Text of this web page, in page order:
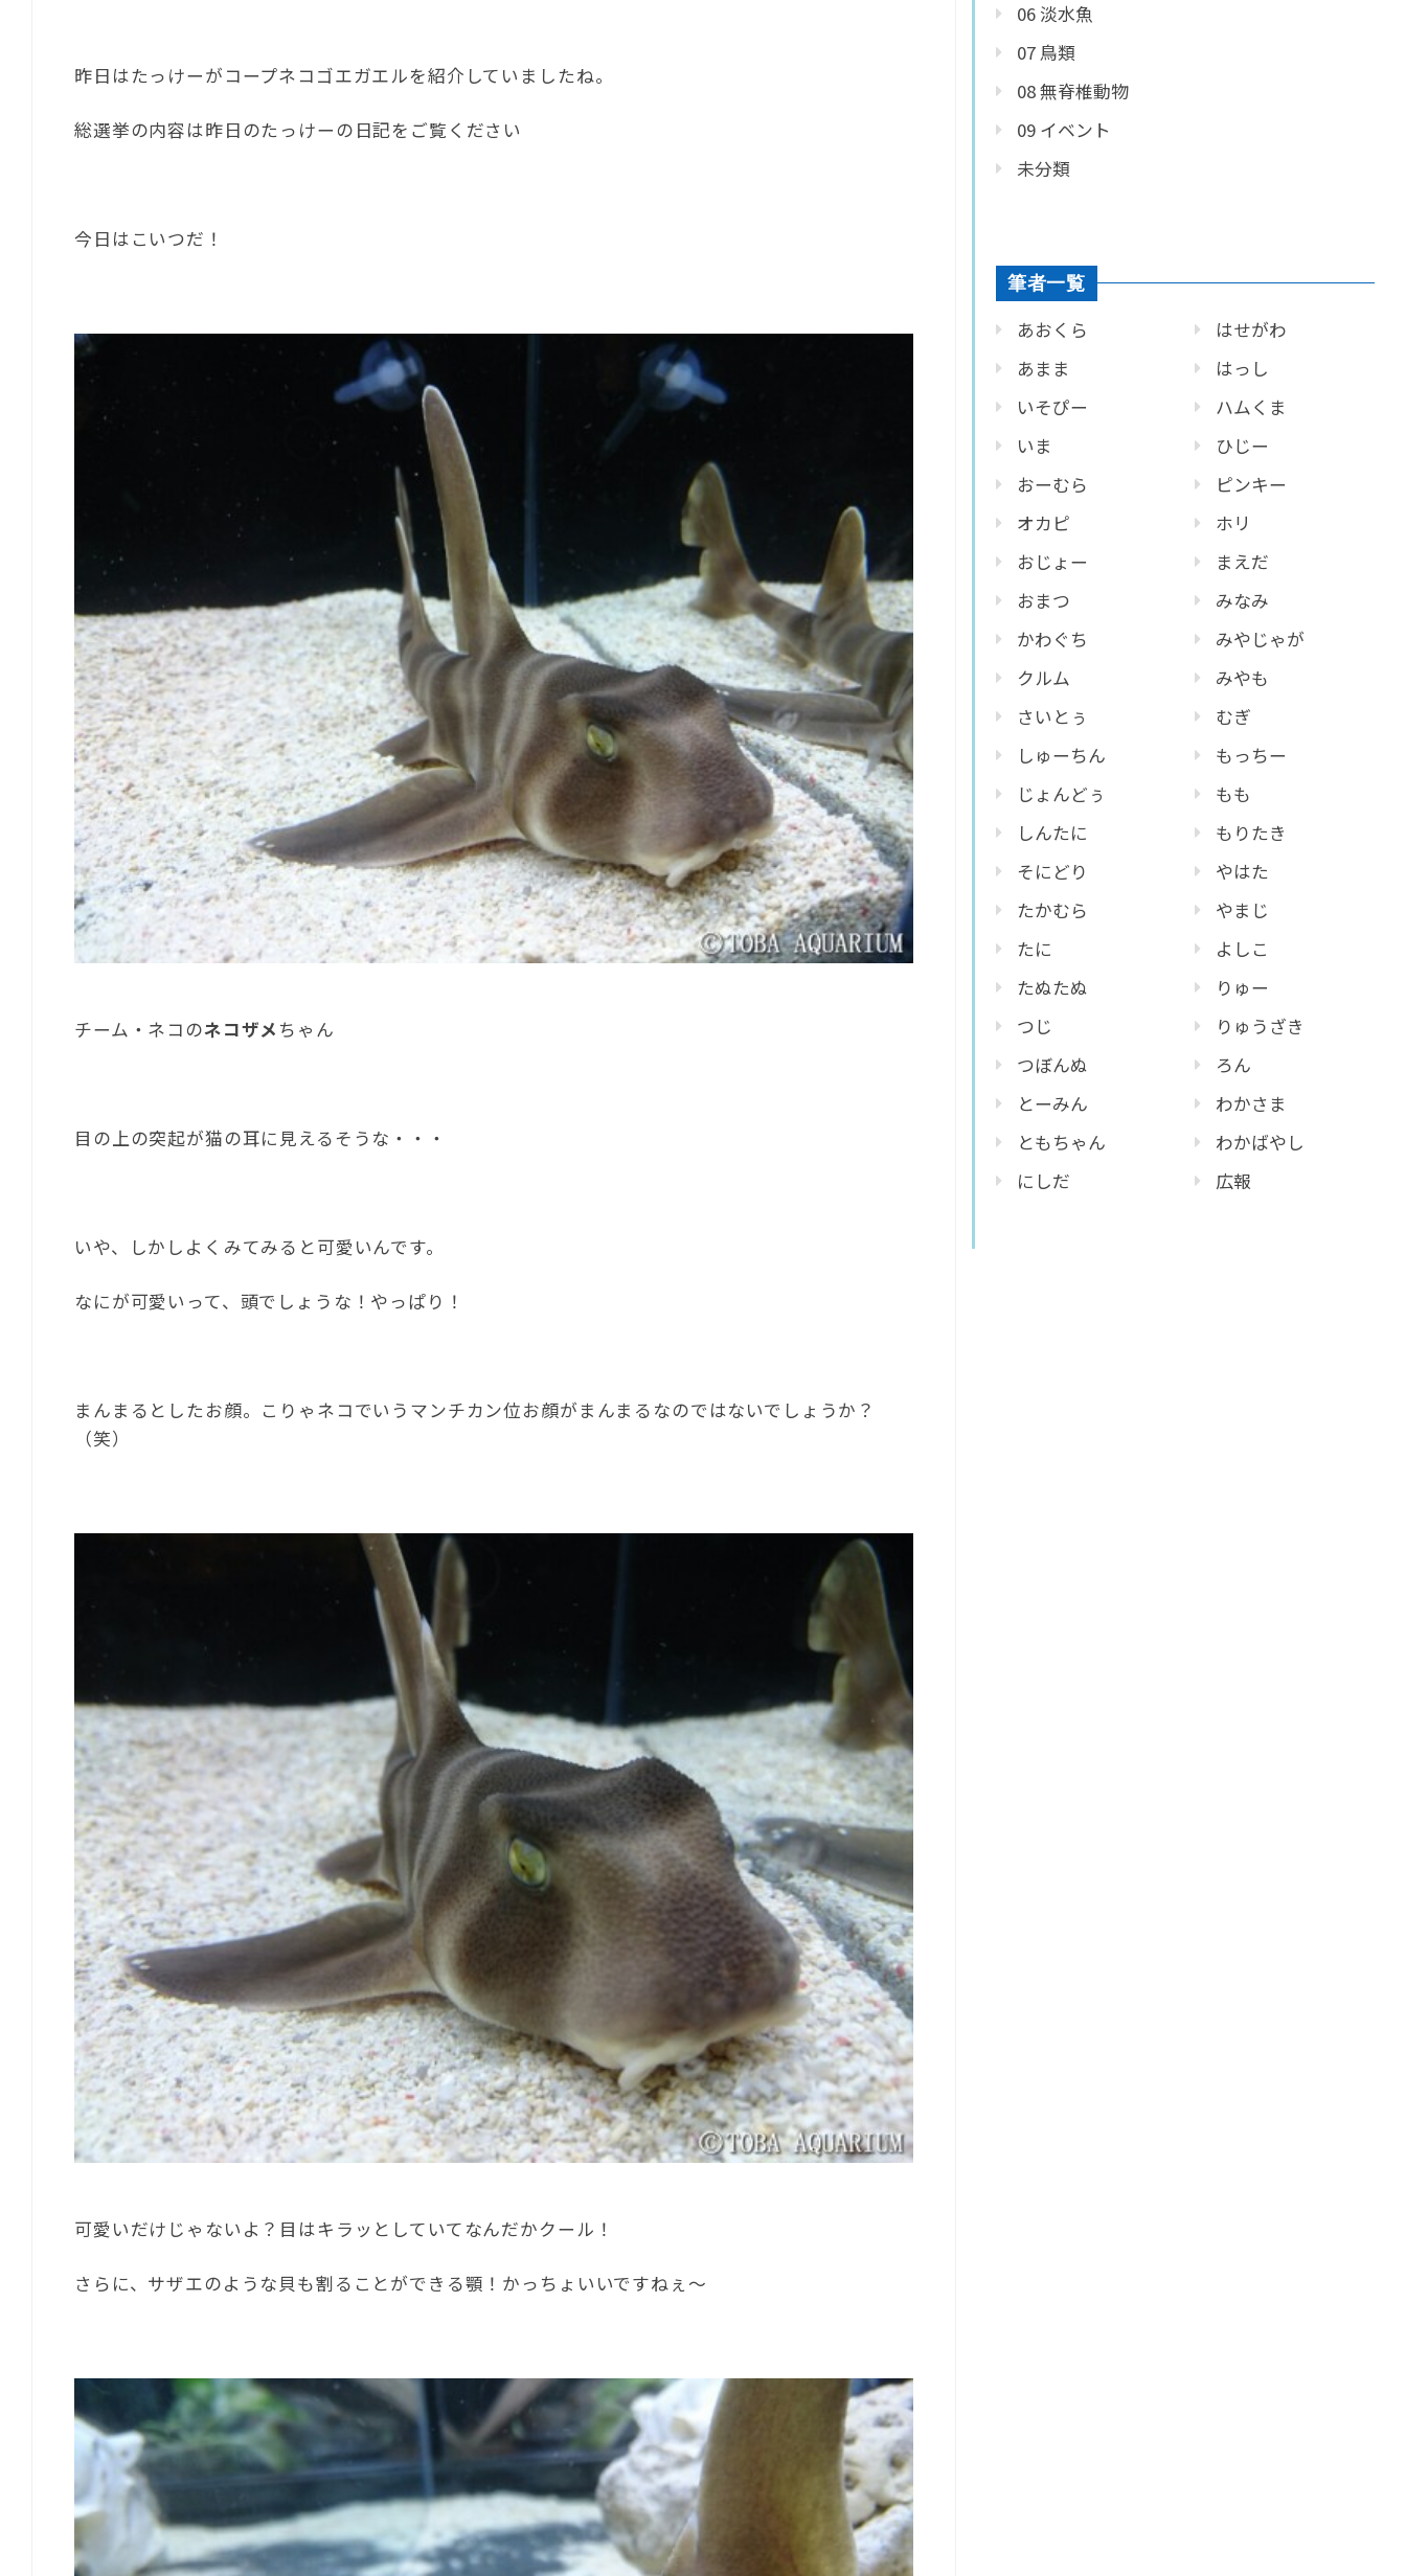
昨日はたっけーがコープネコゴエガエルを紹介していましたね。
総選挙の内容は昨日のたっけーの日記をご覧ください
今日はこいつだ！
チーム・ネコのネコザメ ちゃん
目の上の突起が猫の耳に見えるそうな・・・
いや、しかしよくみてみると可愛いんです。
なにが可愛いって、頭でしょうな！やっぱり！
まんまるとしたお顔。こりゃネコでいうマンチカン位お顔がまんまるなのではないでしょうか？
（笑）
可愛いだけじゃないよ？目はキラッとしていてなんだかクール！
さらに、サザエのような貝も割ることができる顎！かっちょいいですねぇ～
06 淡水魚
07 鳥類
08 無脊椎動物
09 イベント
未分類
筆者一覧
あおくら
あまま
いそぴー
いま
おーむら
オカピ
おじょー
おまつ
かわぐち
クルム
さいとぅ
しゅーちん
じょんどぅ
しんたに
そにどり
たかむら
たに
たぬたぬ
つじ
つぼんぬ
とーみん
ともちゃん
にしだ
はせがわ
はっし
ハムくま
ひじー
ピンキー
ホリ
まえだ
みなみ
みやじゃが
みやも
むぎ
もっちー
もも
もりたき
やはた
やまじ
よしこ
りゅー
りゅうざき
ろん
わかさま
わかばやし
広報